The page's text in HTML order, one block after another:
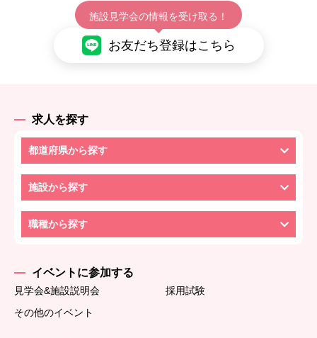
施設見学会の情報を受け取る！
お友だち登録はこちら
求人を探す
都道府県から探す
施設から探す
職種から探す
イベントに参加する
見学会&施設説明会
採用試験
その他のイベント